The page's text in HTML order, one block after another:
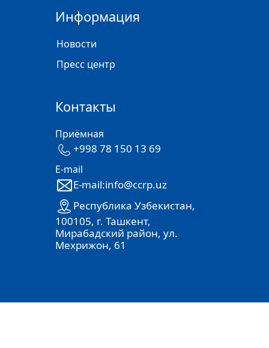
Информация
Новости
Пресс центр
Контакты
Приёмная
+998 78 150 13 69
E-mail
E-mail:info@ccrp.uz
Республика Узбекистан,
100105, г. Ташкент,
Мирабадский район, ул.
Мехрижон, 61